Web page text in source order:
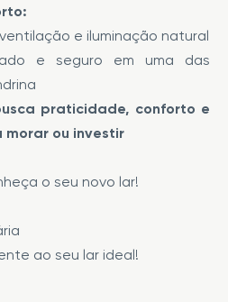
e iluminação natural
e seguro em uma das
praticidade, conforto e
morar ou investir
o seu novo lar!
ao seu lar ideal!